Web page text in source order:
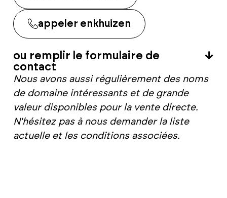
appeler enkhuizen
ou remplir le formulaire de
contact
Nous avons aussi régulièrement des noms
de domaine intéressants et de grande
valeur disponibles pour la vente directe.
N'hésitez pas à nous demander la liste
actuelle et les conditions associées.